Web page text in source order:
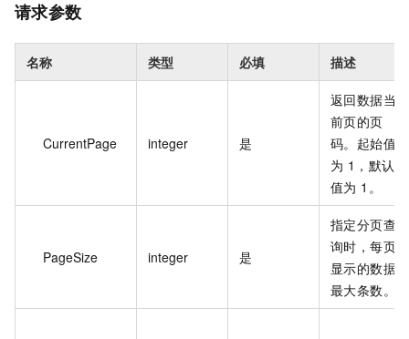
请求参数
名称 类型 必填 描述
CurrentPage integer 是
返回数据当
前页的页
码。起始值
为 1，默认
值为 1。
PageSize integer 是
指定分页查
询时，每页
显示的数据
最大条数。